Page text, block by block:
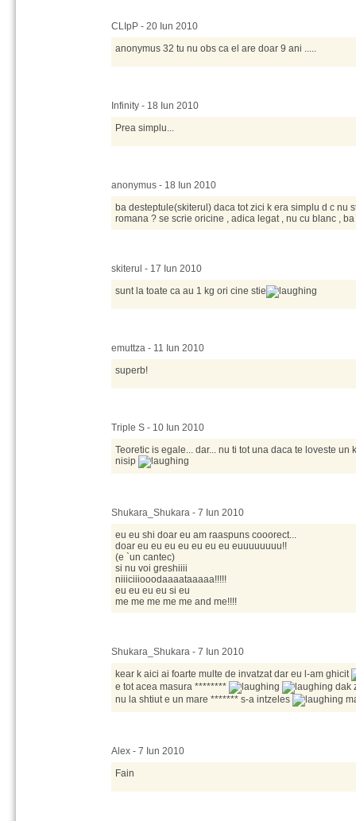
CLIpP - 20 Iun 2010
anonymus 32 tu nu obs ca el are doar 9 ani .....
Infinity - 18 Iun 2010
Prea simplu...
anonymus - 18 Iun 2010
ba desteptule(skiterul) daca tot zici k era simplu d c nu
romana ? se scrie oricine , adica legat , nu cu blanc ,
skiterul - 17 Iun 2010
sunt la toate ca au 1 kg ori cine stie
emuttza - 11 Iun 2010
superb!
Triple S - 10 Iun 2010
Teoretic is egale... dar... nu ti tot una daca te loveste un
nisip
Shukara_Shukara - 7 Iun 2010
eu eu shi doar eu am raaspuns cooorect...
doar eu eu eu eu eu eu eu euuuuuuuu!!
(e `un cantec)
si nu voi greshiiii
niiiciiiooodaaaataaaaa!!!!!
eu eu eu eu si eu
me me me me me and me!!!!
Shukara_Shukara - 7 Iun 2010
kear k aici ai foarte multe de invatzat dar eu l-am ghicit
e tot acea masura ********
dak
nu la shtiut e un mare ******* s-a intzeles
Alex - 7 Iun 2010
Fain